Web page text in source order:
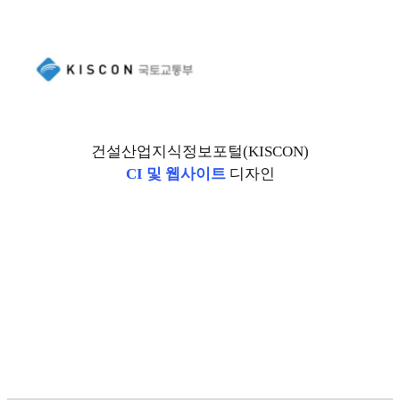
건설산업지식정보포털(KISCON)
CI 및 웹사이트디자인